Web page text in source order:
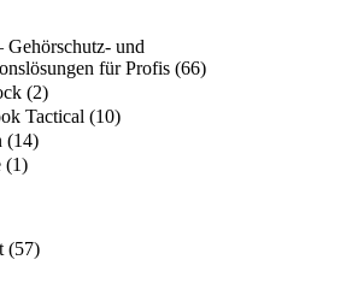
Gehörschutz- und
für Profis (66)
(2)
Tactical (10)
(14)
(1)
(57)